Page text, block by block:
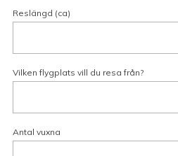
Reslängd (ca)
Vilken flygplats vill du resa från?
Antal vuxna